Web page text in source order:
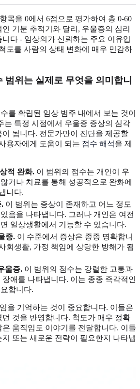
목을 0에서 6점으로 평가하여 총 0-60
기분 추적기와 달리, 우울증의 심리
다 - 임상의가 신뢰하는 주요 이유입
도를 사람의 상태 변화에 매우 민감하
범위는 실제로 무엇을 의미합니
를 확립된 임상 범주 내에서 보는 것이
는 특정 시점에서 우울증 증상의 심각
이 됩니다. 전문가만이 진단을 제공할
용자에게 도움이 되는 점수 해석을 제
적 완화. 이 범위의 점수는 개인이 우
거나 치료를 통해 성공적으로 완화에
니다.
. 이 범위는 증상이 존재하고 어느 정도
음을 나타냅니다. 그러나 개인은 여전
일상생활에서 기능할 수 있습니다.
증. 이 수준에서 증상은 종종 명확합니
회생활, 가정 책임에 상당한 방해가 됩
울증. 이 범위의 점수는 강렬한 고통과
애를 나타냅니다. 이는 종종 즉각적인
합니다.
을 기억하는 것이 중요합니다. 이들은
것을 반영합니다. 척도가 매우 정확
움직임도 이야기를 전달합니다. 이들
또는 새로운 전략이 필요한지 나타냅